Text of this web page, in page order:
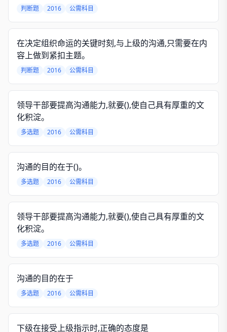
判断题 2016 公需科目
在决定组织命运的关键时刻,与上级的沟通,只需要在内
容上做到紧扣主题。
判断题 2016 公需科目
领导干部要提高沟通能力,就要(),使自己具有厚重的文
化积淀。
多选题 2016 公需科目
沟通的目的在于()。
多选题 2016 公需科目
领导干部要提高沟通能力,就要(),使自己具有厚重的文
化积淀。
多选题 2016 公需科目
沟通的目的在于
多选题 2016 公需科目
下级在接受上级指示时,正确的态度是